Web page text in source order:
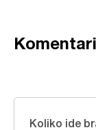
Komentari
Koliko ide